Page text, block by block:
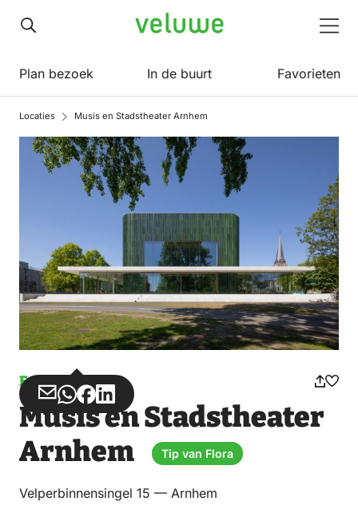
Veluwe
Plan bezoek In de buurt Favorieten
Locaties Musis en Stadstheater Arnhem
Entertainment
Deel
via
Deel
via
WhatsApp
Deel
op
Facebook
Deel
op
Musis en Stadstheater
Arnhem
Tip van Flora
Velperbinnensingel 15 — Arnhem